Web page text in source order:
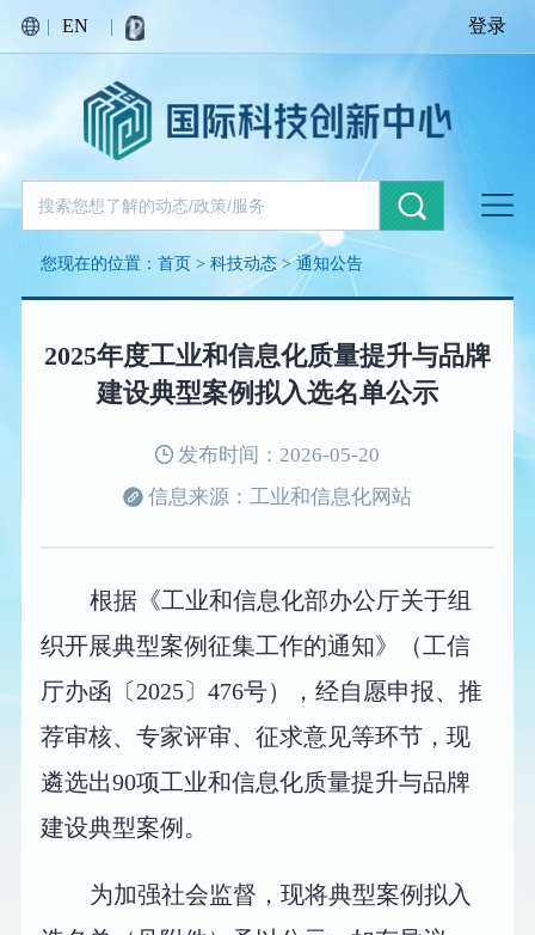
| EN | 登录
您现在的位置：首页 >科技动态>通知公告
2025年度工业和信息化质量提升与品牌
建设典型案例拟入选名单公示
发布时间：2026-05-20
信息来源：工业和信息化网站
根据《工业和信息化部办公厅关于组
织开展典型案例征集工作的通知》（工信
厅办函〔2025〕476号），经自愿申报、推
荐审核、专家评审、征求意见等环节，现
遴选出90项工业和信息化质量提升与品牌
建设典型案例。
为加强社会监督，现将典型案例拟入